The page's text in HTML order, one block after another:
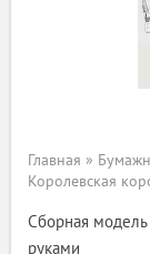
Главная »
Королевская
Сборная модель
руками